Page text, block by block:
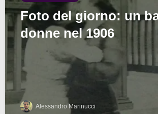
Foto del giorno: un
donne nel 1906
Alessandro Marinucci